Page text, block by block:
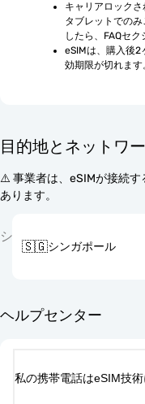
キャリアロック
タブレットでの
したら、FAQセク
eSIMは、購入後2
効期限が切れます
目的地とネットワ
⚠️ 事業者は、eSIMが接続
あります。
シ
🇸🇬シンガポール
ヘルプセンター
私の携帯電話はeSIM技